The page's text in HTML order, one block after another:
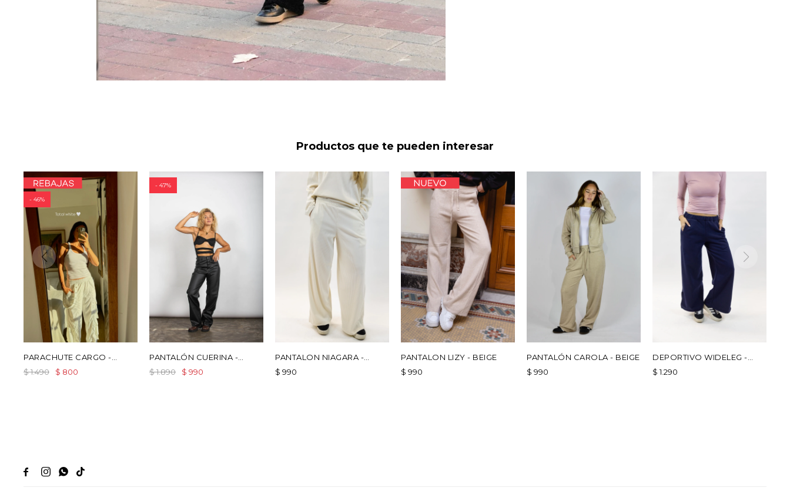
Productos que te pueden interesar
46
PARACHUTE CARGO -
BLANCO
$ 800
$1.490
47
PANTALÓN CUERINA -
NEGRO
$ 990
$1.890
PANTALON NIAGARA -
BLANCO
$ 990
PANTALON LIZY - BEIGE
$ 990
PANTALÓN CAROLA - BEIGE
$ 990
DEPORTIVO WIDELEG -
AZUL
$ 1.290
   